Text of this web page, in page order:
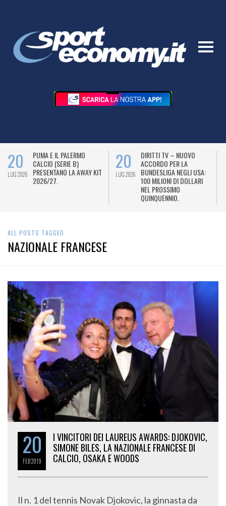
20
LUG 2026
PUMA E IL PALERMO
CALCIO (SERIE B)
PRESENTANO LA AWAY KIT
2026/27.
20
LUG 2026
DIRITTI TV – NUOVO
ACCORDO PER LA
BUNDESLIGA NEGLI USA:
100 MILIONI DI DOLLARI
NEL PROSSIMO
QUINQUENNIO.
ALL POSTS TAGGED
NAZIONALE FRANCESE
20
FEB2019
I VINCITORI DEI LAUREUS AWARDS: DJOKOVIC,
SIMONE BILES, LA NAZIONALE FRANCESE DI
CALCIO, OSAKA E WOODS
Il n. 1 del tennis Novak Djokovic, la ginnasta da